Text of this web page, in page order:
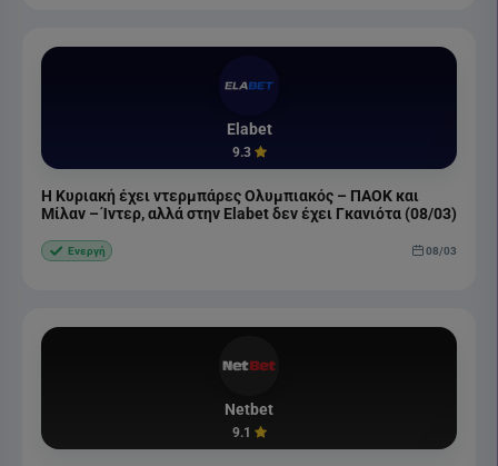
Elabet
9.3
Η Κυριακή έχει ντερμπάρες Ολυμπιακός – ΠΑΟΚ και
Μίλαν – Ίντερ, αλλά στην Elabet δεν έχει Γκανιότα (08/03)
Ενεργή 08/03
Netbet
9.1